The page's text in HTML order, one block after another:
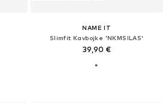
NAME IT
Slimfit Kavbojke 'NKMSILAS'
39,90 €